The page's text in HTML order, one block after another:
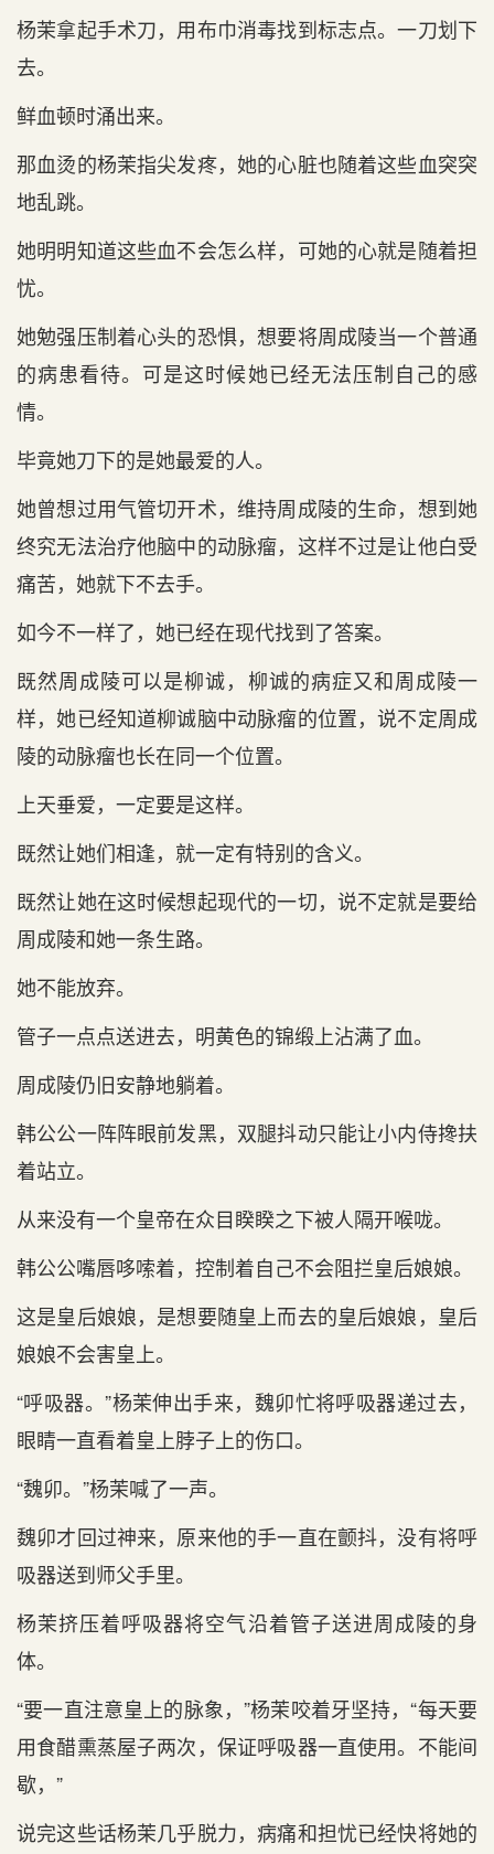
杨茉拿起手术刀，用布巾消毒找到标志点。一刀划下
去。
鲜血顿时涌出来。
那血烫的杨茉指尖发疼，她的心脏也随着这些血突突
地乱跳。
她明明知道这些血不会怎么样，可她的心就是随着担
忧。
她勉强压制着心头的恐惧，想要将周成陵当一个普通
的病患看待。可是这时候她已经无法压制自己的感
情。
毕竟她刀下的是她最爱的人。
她曾想过用气管切开术，维持周成陵的生命，想到她
终究无法治疗他脑中的动脉瘤，这样不过是让他白受
痛苦，她就下不去手。
如今不一样了，她已经在现代找到了答案。
既然周成陵可以是柳诚，柳诚的病症又和周成陵一
样，她已经知道柳诚脑中动脉瘤的位置，说不定周成
陵的动脉瘤也长在同一个位置。
上天垂爱，一定要是这样。
既然让她们相逢，就一定有特别的含义。
既然让她在这时候想起现代的一切，说不定就是要给
周成陵和她一条生路。
她不能放弃。
管子一点点送进去，明黄色的锦缎上沾满了血。
周成陵仍旧安静地躺着。
韩公公一阵阵眼前发黑，双腿抖动只能让小内侍搀扶
着站立。
从来没有一个皇帝在众目睽睽之下被人隔开喉咙。
韩公公嘴唇哆嗦着，控制着自己不会阻拦皇后娘娘。
这是皇后娘娘，是想要随皇上而去的皇后娘娘，皇后
娘娘不会害皇上。
“呼吸器。”杨茉伸出手来，魏卯忙将呼吸器递过去，
眼睛一直看着皇上脖子上的伤口。
“魏卯。”杨茉喊了一声。
魏卯才回过神来，原来他的手一直在颤抖，没有将呼
吸器送到师父手里。
杨茉挤压着呼吸器将空气沿着管子送进周成陵的身
体。
“要一直注意皇上的脉象，”杨茉咬着牙坚持，“每天要
用食醋熏蒸屋子两次，保证呼吸器一直使用。不能间
歇，”
说完这些话杨茉几乎脱力，病痛和担忧已经快将她的